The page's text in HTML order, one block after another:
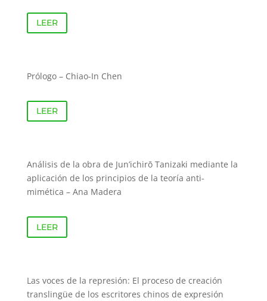
LEER
Prólogo – Chiao-In Chen
LEER
Análisis de la obra de Jun’ichirō Tanizaki mediante la
aplicación de los principios de la teoría anti-
mimética – Ana Madera
LEER
Las voces de la represión: El proceso de creación
translingüe de los escritores chinos de expresión